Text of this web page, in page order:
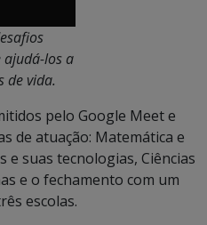
ajudá-los a
de vida.
pelo Google Meet e
de atuação: Matemática e
suas tecnologias, Ciências
e o fechamento com um
escolas.